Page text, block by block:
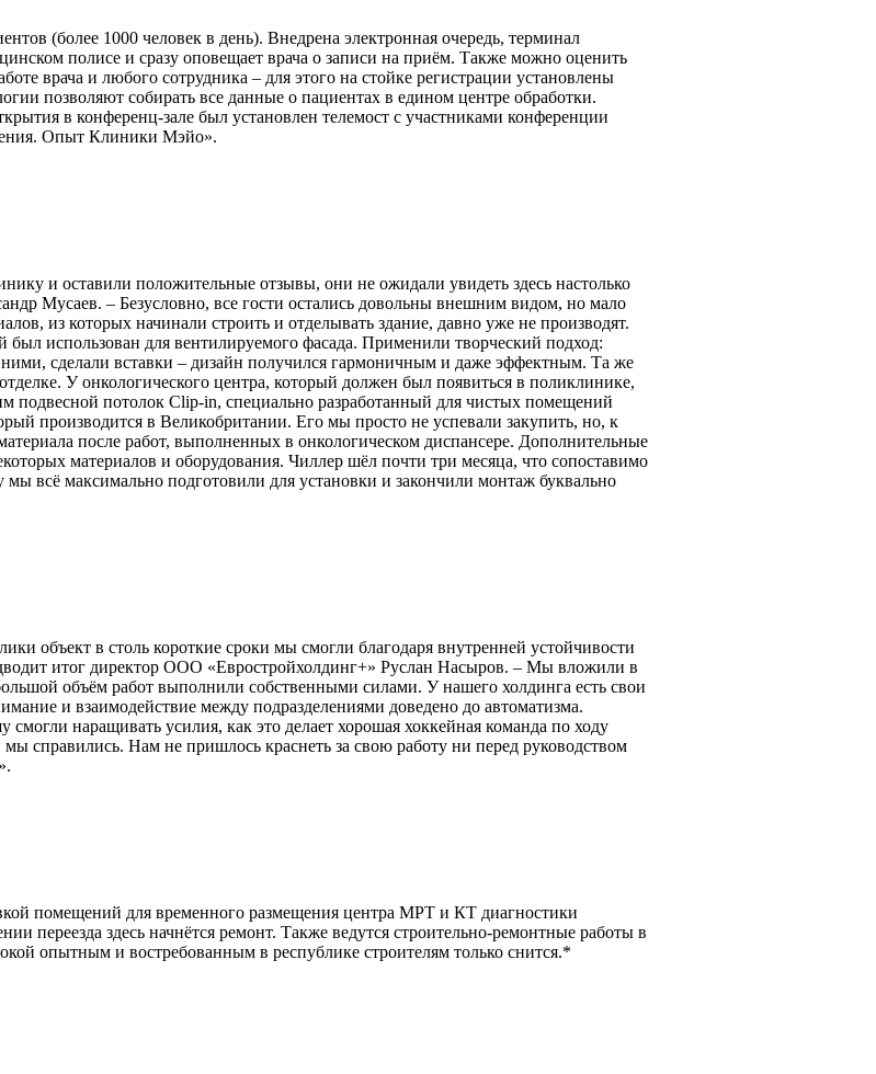
(более 1000 человек в день). Внедрена электронная очередь, терминал
полисе и сразу оповещает врача о записи на приём. Также можно оценить
врача и любого сотрудника – для этого на стойке регистрации установлены
позволяют собирать все данные о пациентах в едином центре обработки.
в конференц-зале был установлен телемост с участниками конференции
Опыт Клиники Мэйо».
и оставили положительные отзывы, они не ожидали увидеть здесь настолько
Мусаев. – Безусловно, все гости остались довольны внешним видом, но мало
из которых начинали строить и отделывать здание, давно уже не производят.
был использован для вентилируемого фасада. Применили творческий подход:
сделали вставки – дизайн получился гармоничным и даже эффектным. Та же
У онкологического центра, который должен был появиться в поликлинике,
подвесной потолок Clip-in, специально разработанный для чистых помещений
производится в Великобритании. Его мы просто не успевали закупить, но, к
после работ, выполненных в онкологическом диспансере. Дополнительные
материалов и оборудования. Чиллер шёл почти три месяца, что сопоставимо
мы всё максимально подготовили для установки и закончили монтаж буквально
объект в столь короткие сроки мы смогли благодаря внутренней устойчивости
итог директор ООО «Евростройхолдинг+» Руслан Насыров. – Мы вложили в
объём работ выполнили собственными силами. У нашего холдинга есть свои
и взаимодействие между подразделениями доведено до автоматизма.
наращивать усилия, как это делает хорошая хоккейная команда по ходу
справились. Нам не пришлось краснеть за свою работу ни перед руководством
помещений для временного размещения центра МРТ и КТ диагностики
переезда здесь начнётся ремонт. Также ведутся строительно-ремонтные работы в
опытным и востребованным в республике строителям только снится.*